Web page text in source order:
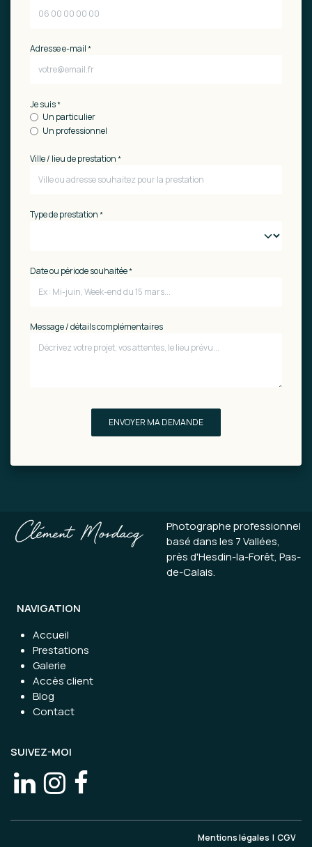
Adresse e-mail *
Je suis*
Un particulier
Un professionnel
Ville / lieu de prestation *
Type de prestation *
Date ou période souhaitée*
Message / détails complémentaires
ENVOYER MA DEMANDE
Photographe professionnel
basé dans les 7 Vallées,
près d'Hesdin-la-Forêt, Pas-
de-Calais.
NAVIGATION
Accueil
Prestations
Galerie
Accès client
Blog
Contact
SUIVEZ-MOI
Mentions légales | CGV